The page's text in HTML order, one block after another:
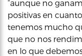
“aunque no
positivas en
tenemos mucho
que no nos
en lo que